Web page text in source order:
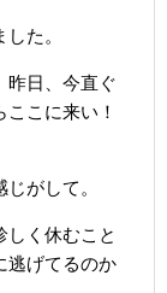
た。
昨日、今直ぐ
こに来い！
がして。
しく休むこと
逃げてるのか